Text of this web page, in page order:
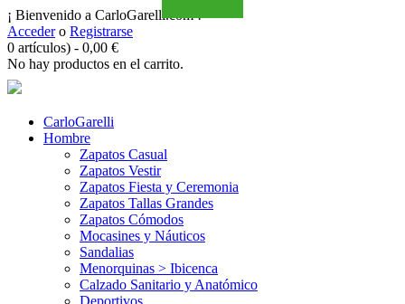
¡ Bienvenido a CarloGarelli.com !
Accedero Registrarse
0 artículos) - 0,00 €
No hay productos en el carrito.
CarloGarelli
Hombre
Zapatos Casual
Zapatos Vestir
Zapatos Fiesta y Ceremonia
Zapatos Tallas Grandes
Zapatos Cómodos
Mocasines y Náuticos
Sandalias
Menorquinas > Ibicenca
Calzado Sanitario y Anatómico
Deportivos